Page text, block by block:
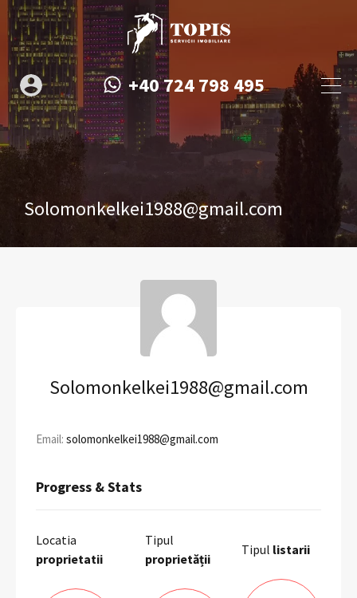
+40 724 798 495
Solomonkelkei1988@gmail.com
Solomonkelkei1988@gmail.com
Email: solomonkelkei1988@gmail.com
Progress & Stats
Locatia
proprietatii
Tipul
proprietății
Tipul listarii